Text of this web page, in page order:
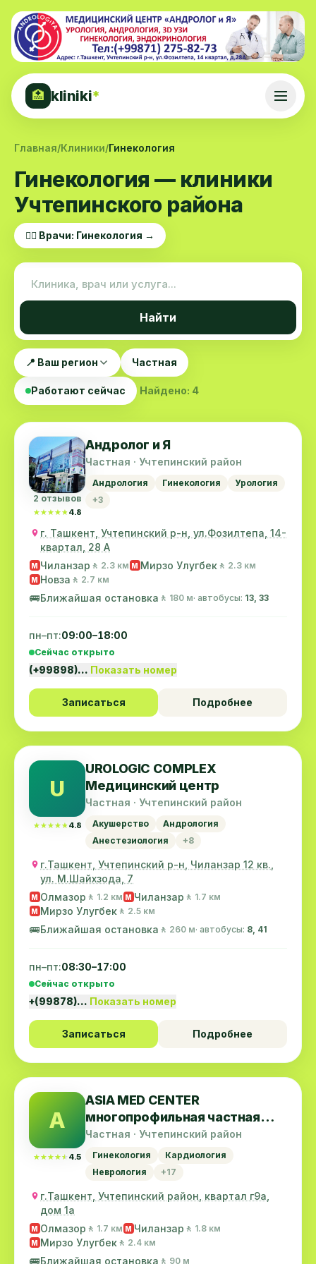
🏥 kliniki*
Главная/Клиники/Гинекология
Гинекология — клиники
Учтепинского района
👨‍⚕️ Врачи: Гинекология →
Найти
📍 Ваш регион Частная
Работают сейчас Найдено: 4
2 отзывов
★★★★★
★★★★★ 4.8
Андролог и Я
Частная · Учтепинский район
Андрология Гинекология
Урология
+3
г. Ташкент, Учтепинский р-н, ул.Фозилтепа, 14-
квартал, 28 А
M Чиланзар 🚶 2.3 км M Мирзо Улугбек 🚶 2.3 км
M Новза 🚶 2.7 км
🚌Ближайшая остановка 🚶 180 м· автобусы: 13, 33
пн–пт:09:00–18:00
Сейчас открыто
(+99898)… Показать номер
Записаться Подробнее
U
★★★★★
★★★★★ 4.8
UROLOGIC COMPLEX
Медицинский центр
Частная · Учтепинский район
Акушерство
Андрология
Анестезиология
+8
г.Ташкент, Учтепинский р-н, Чиланзар 12 кв.,
ул. М.Шайхзода, 7
M Олмазор 🚶 1.2 км M Чиланзар 🚶 1.7 км
M Мирзо Улугбек 🚶 2.5 км
🚌Ближайшая остановка 🚶 260 м· автобусы: 8, 41
пн–пт:08:30–17:00
Сейчас открыто
+(99878)… Показать номер
Записаться Подробнее
A
★★★★★
★★★★★ 4.5
ASIA MED CENTER
многопрофильная частная
клиника
Частная · Учтепинский район
Гинекология
Кардиология
Неврология
+17
г.Ташкент, Учтепинский район, квартал г9а,
дом 1а
M Олмазор 🚶 1.7 км M Чиланзар 🚶 1.8 км
M Мирзо Улугбек 🚶 2.4 км
🚌Ближайшая остановка 🚶 90 м